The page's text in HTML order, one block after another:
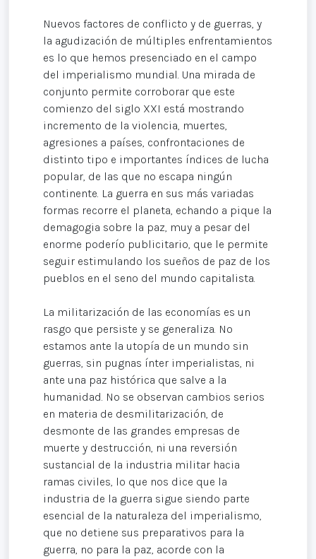
Nuevos factores de conflicto y de guerras, y
la agudización de múltiples enfrentamientos
es lo que hemos presenciado en el campo
del imperialismo mundial. Una mirada de
conjunto permite corroborar que este
comienzo del siglo XXI está mostrando
incremento de la violencia, muertes,
agresiones a países, confrontaciones de
distinto tipo e importantes índices de lucha
popular, de las que no escapa ningún
continente. La guerra en sus más variadas
formas recorre el planeta, echando a pique la
demagogia sobre la paz, muy a pesar del
enorme poderío publicitario, que le permite
seguir estimulando los sueños de paz de los
pueblos en el seno del mundo capitalista.
La militarización de las economías es un
rasgo que persiste y se generaliza. No
estamos ante la utopía de un mundo sin
guerras, sin pugnas ínter imperialistas, ni
ante una paz histórica que salve a la
humanidad. No se observan cambios serios
en materia de desmilitarización, de
desmonte de las grandes empresas de
muerte y destrucción, ni una reversión
sustancial de la industria militar hacia
ramas civiles, lo que nos dice que la
industria de la guerra sigue siendo parte
esencial de la naturaleza del imperialismo,
que no detiene sus preparativos para la
guerra, no para la paz, acorde con la